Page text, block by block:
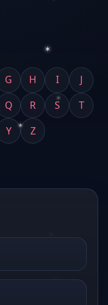
✶
✶
✶
✶
G H I
J
Q R S
T
Y Z